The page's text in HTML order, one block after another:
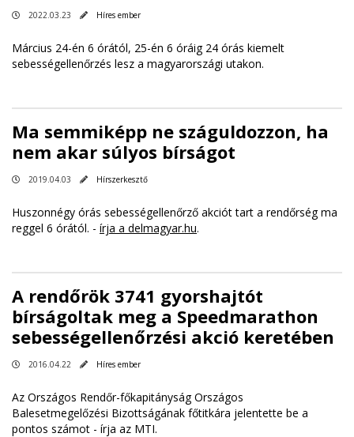
2022.03.23 Híres ember
Március 24-én 6 órától, 25-én 6 óráig 24 órás kiemelt
sebességellenőrzés lesz a magyarországi utakon.
Ma semmiképp ne száguldozzon, ha
nem akar súlyos bírságot
2019.04.03 Hírszerkesztő
Huszonnégy órás sebességellenőrző akciót tart a rendőrség ma
reggel 6 órától. - írja a delmagyar.hu.
A rendőrök 3741 gyorshajtót
bírságoltak meg a Speedmarathon
sebességellenőrzési akció keretében
2016.04.22 Híres ember
Az Országos Rendőr-főkapitányság Országos
Balesetmegelőzési Bizottságának főtitkára jelentette be a
pontos számot - írja az MTI.